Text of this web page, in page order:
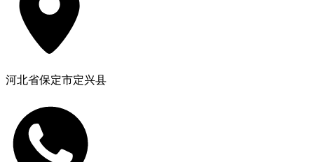
河北省保定市定兴县